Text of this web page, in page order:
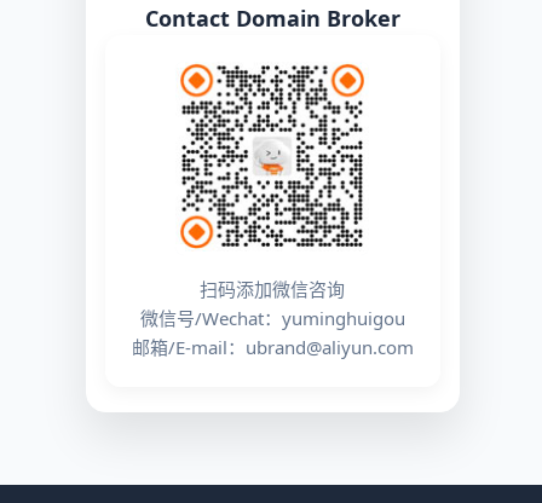
Contact Domain Broker
扫码添加微信咨询
微信号/Wechat：yuminghuigou
邮箱/E-mail：ubrand@aliyun.com